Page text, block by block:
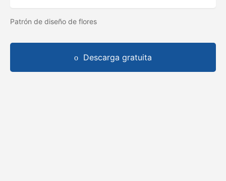
Patrón de diseño de flores
Descarga gratuita